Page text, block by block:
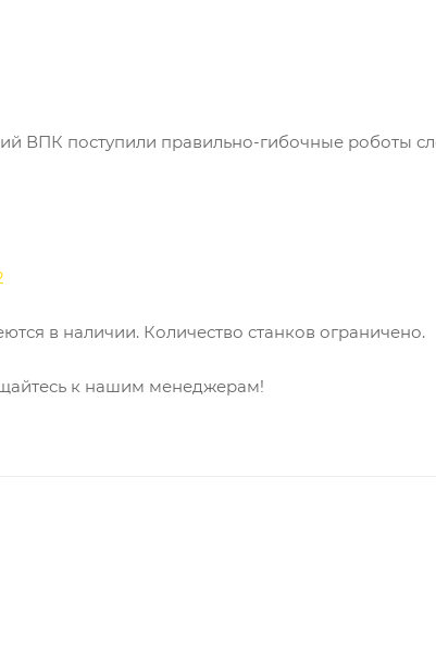
ВПК поступили правильно-гибочные роботы
в наличии. Количество станков ограничено.
к нашим менеджерам!